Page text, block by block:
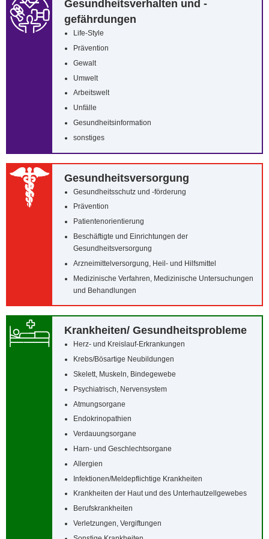
Gesundheitsverhalten und -
gefährdungen
Life-Style
Prävention
Gewalt
Umwelt
Arbeitswelt
Unfälle
Gesundheitsinformation
sonstiges
Gesundheitsversorgung
Gesundheitsschutz und -förderung
Prävention
Patientenorientierung
Beschäftigte und Einrichtungen der
Gesundheitsversorgung
Arzneimittelversorgung, Heil- und Hilfsmittel
Medizinische Verfahren, Medizinische Untersuchungen
und Behandlungen
Krankheiten/‌ Gesundheitsprobleme
Herz- und Kreislauf-Erkrankungen
Krebs/‌Bösartige Neubildungen
Skelett, Muskeln, Bindegewebe
Psychiatrisch, Nervensystem
Atmungsorgane
Endokrinopathien
Verdauungsorgane
Harn- und Geschlechtsorgane
Allergien
Infektionen/‌Meldepflichtige Krankheiten
Krankheiten der Haut und des Unterhautzellgewebes
Berufskrankheiten
Verletzungen, Vergiftungen